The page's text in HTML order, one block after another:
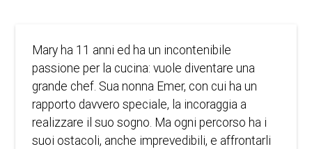
Mary ha 11 anni ed ha un incontenibile
passione per la cucina: vuole diventare una
grande chef. Sua nonna Emer, con cui ha un
rapporto davvero speciale, la incoraggia a
realizzare il suo sogno. Ma ogni percorso ha i
suoi ostacoli, anche imprevedibili, e affrontarli